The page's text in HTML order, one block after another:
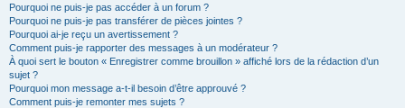
Pourquoi ne puis-je pas accéder à un forum ?
Pourquoi ne puis-je pas transférer de pièces jointes ?
Pourquoi ai-je reçu un avertissement ?
Comment puis-je rapporter des messages à un modérateur ?
À quoi sert le bouton « Enregistrer comme brouillon » affiché lors de la rédaction d’un
sujet ?
Pourquoi mon message a-t-il besoin d’être approuvé ?
Comment puis-je remonter mes sujets ?